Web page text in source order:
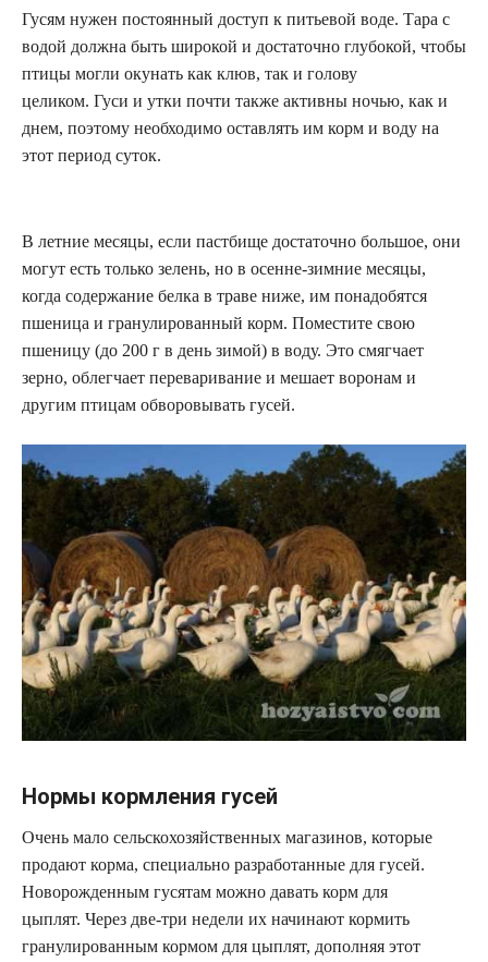
Гусям нужен постоянный доступ к питьевой воде. Тара с
водой должна быть широкой и достаточно глубокой, чтобы
птицы могли окунать как клюв, так и голову
целиком. Гуси и утки почти также активны ночью, как и
днем, поэтому необходимо оставлять им корм и воду на
этот период суток.
В летние месяцы, если пастбище достаточно большое, они
могут есть только зелень, но в осенне-зимние месяцы,
когда содержание белка в траве ниже, им понадобятся
пшеница и гранулированный корм. Поместите свою
пшеницу (до 200 г в день зимой) в воду. Это смягчает
зерно, облегчает переваривание и мешает воронам и
другим птицам обворовывать гусей.
Нормы кормления гусей
Очень мало сельскохозяйственных магазинов, которые
продают корма, специально разработанные для гусей.
Новорожденным гусятам можно давать корм для
цыплят. Через две-три недели их начинают кормить
гранулированным кормом для цыплят, дополняя этот